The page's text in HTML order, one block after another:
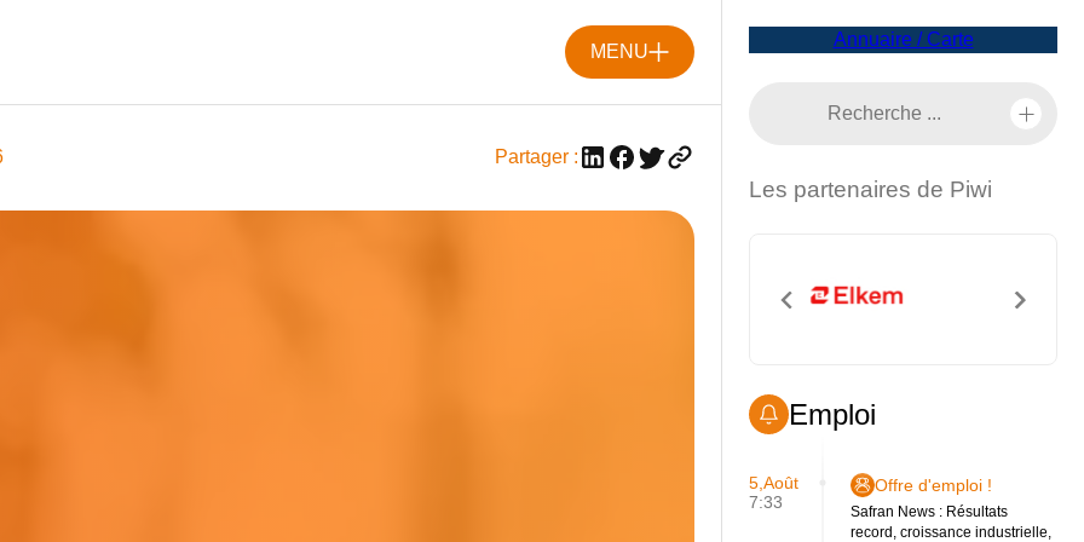
MENU
Partager :
Annuaire / Carte
Les partenaires de Piwi
Emploi
5,Août
7:33
Offre d'emploi !
Safran News : Résultats
record, croissance industrielle,